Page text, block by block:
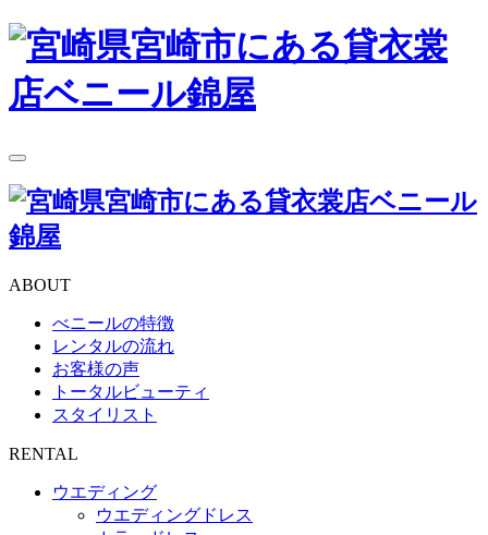
toggle
navigation
ABOUT
べニールの特徴
レンタルの流れ
お客様の声
トータルビューティ
スタイリスト
RENTAL
ウエディング
ウエディングドレス